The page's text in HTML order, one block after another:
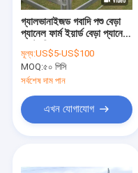
গ্যালভানাইজড গবাদি পশু বেড়া
প্যানেল ফার্ম ইয়ার্ড বেড়া প্যানেল
মূল্য:US$5-US$100
MOQ:৫০ পিসি
সর্বশেষ দাম পান
এখন যোগাযোগ